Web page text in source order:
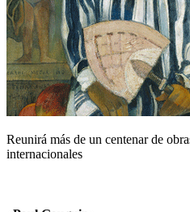
Reunirá más de un centenar de
internacionales